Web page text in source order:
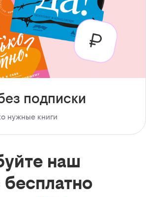
подписки
нужные книги
наш